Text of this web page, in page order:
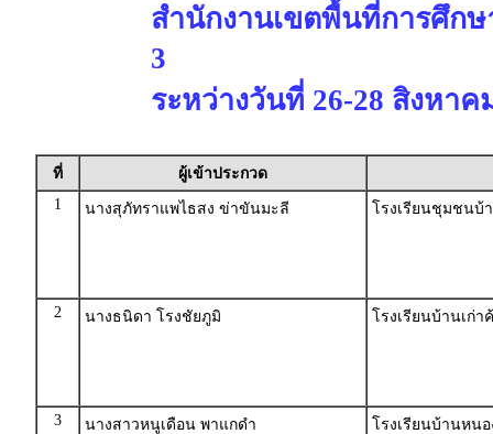
สำนักงานเขตพื้นที่การศึก
3
ระหว่างวันที่ 26-28 สิงหาค
ที่
ผู้เข้าประกวด
1
นางสุภัทราแพไธสง ข่าขันมะลี โรงเรียนชุมชนบ้
2 นางธนิดา โรงชัยภูมิ โรงเรียนบ้านเก่
3 นางสาวหนูเดือน พาแกดำ
โรงเรียนบ้านหน